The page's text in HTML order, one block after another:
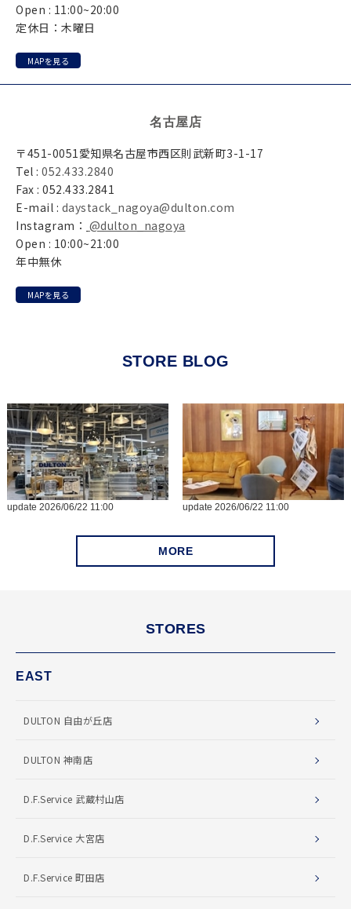
Open : 11:00~20:00
定休日：木曜日
MAPを見る
名古屋店
〒451-0051愛知県名古屋市西区則武新町3-1-17
Tel : 052.433.2840
Fax : 052.433.2841
E-mail : daystack_nagoya@dulton.com
Instagram： @dulton_nagoya
Open : 10:00~21:00
年中無休
MAPを見る
STORE BLOG
MORE
STORES
EAST
DULTON 自由が丘店
DULTON 神南店
D.F.Service 武蔵村山店
D.F.Service 大宮店
D.F.Service 町田店